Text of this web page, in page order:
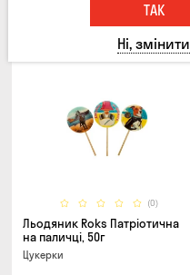
СОЛОДОЩІ
(0)
Льодяник Roks Патріотична
на паличці, 50г
Цукерки
ТАК
Ні, змінити